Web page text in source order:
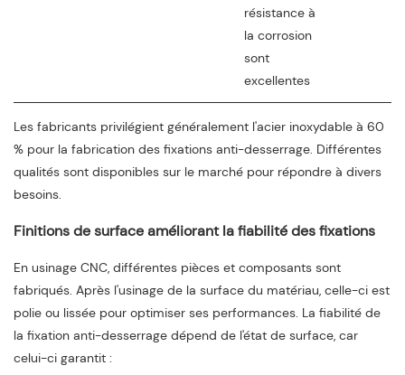
résistance à
la corrosion
sont
excellentes
Les fabricants privilégient généralement l'acier inoxydable à 60
% pour la fabrication des fixations anti-desserrage. Différentes
qualités sont disponibles sur le marché pour répondre à divers
besoins.
Finitions de surface améliorant la fiabilité des fixations
En usinage CNC, différentes pièces et composants sont
fabriqués. Après l'usinage de la surface du matériau, celle-ci est
polie ou lissée pour optimiser ses performances. La fiabilité de
la fixation anti-desserrage dépend de l'état de surface, car
celui-ci garantit :